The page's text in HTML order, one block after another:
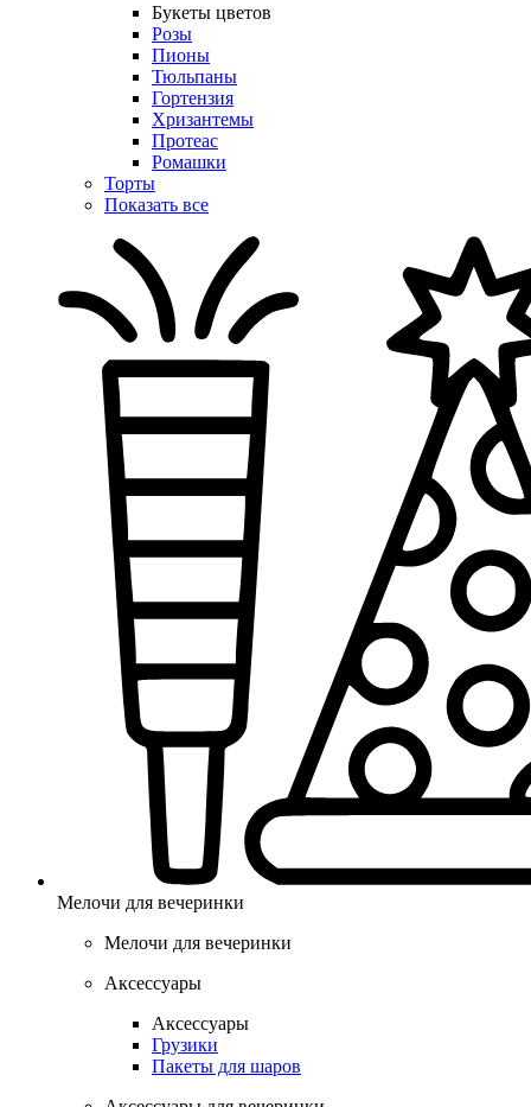
Букеты цветов
Розы
Пионы
Тюльпаны
Гортензия
Хризантемы
Протеас
Ромашки
Торты
Показать все
Мелочи для вечеринки
Мелочи для вечеринки
Аксессуары
Аксессуары
Грузики
Пакеты для шаров